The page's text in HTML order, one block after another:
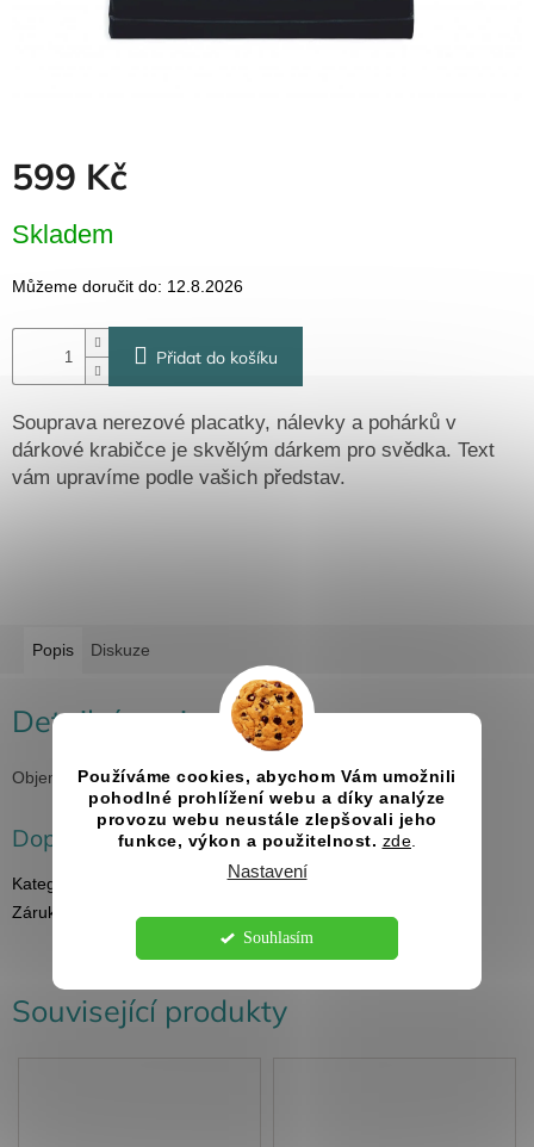
Používáme cookies, abychom Vám umožnili
pohodlné prohlížení webu a díky analýze
provozu webu neustále zlepšovali jeho
funkce, výkon a použitelnost. zde.
Nastavení
Souhlasím
firmy
Valentýn
599 Kč
cena:
Skladem
Můžeme doručit do: 12.8.2026
Přidat do košíku
Souprava nerezové placatky, nálevky a pohárků v
dárkové krabičce je skvělým dárkem pro svědka. Text
vám upravíme podle vašich představ.
Související produkty
Popis Diskuze
Detailní popis produktu
Objem butylky 200 ml, pohárků 4x 20 ml.
Doplňkové parametry
Kategorie
Placatky s gravírováním
Záruka
2 roky